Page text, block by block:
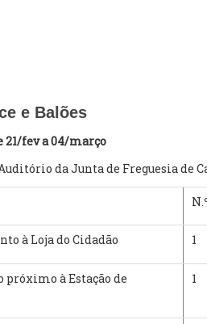
e Balões
21/fev a 04/março
da Junta de Freguesia de
à Loja do Cidadão 1
à Estação de
1